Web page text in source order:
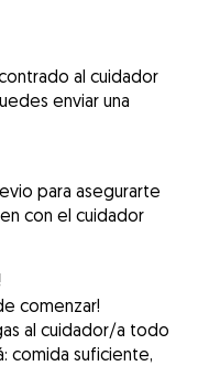
al cuidador
enviar una
para asegurarte
con el cuidador
comenzar!
al cuidador/a todo
comida suficiente,